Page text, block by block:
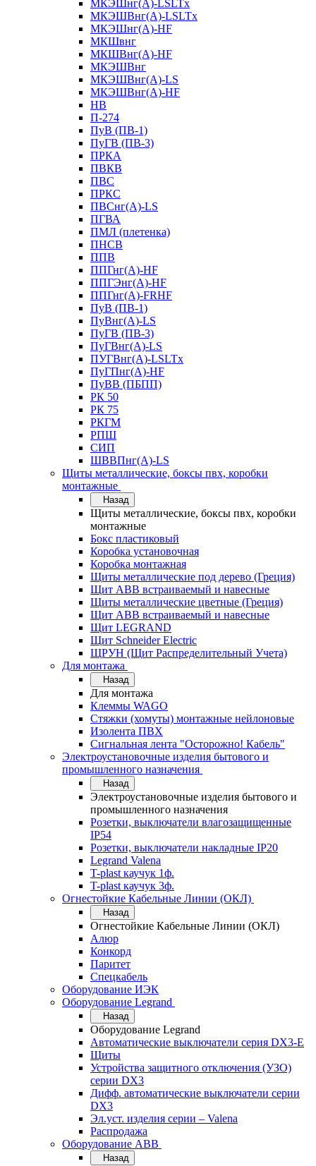
МКЭШнг(А)-LSLTx
МКЭШВнг(A)-LSLTx
МКЭШнг(А)-HF
МКШвнг
МКШВнг(А)-HF
МКЭШВнг
МКЭШВнг(А)-LS
МКЭШВнг(А)-HF
НВ
П-274
ПуВ (ПВ-1)
ПуГВ (ПВ-3)
ПРКА
ПВКВ
ПВС
ПРКС
ПВСнг(А)-LS
ПГВА
ПМЛ (плетенка)
ПНСВ
ППВ
ППГнг(А)-HF
ППГЭнг(А)-HF
ППГнг(А)-FRHF
ПуВ (ПВ-1)
ПуВнг(А)-LS
ПуГВ (ПВ-3)
ПуГВнг(А)-LS
ПУГВнг(А)-LSLTx
ПуГПнг(А)-HF
ПуВВ (ПБПП)
РК 50
РК 75
РКГМ
РПШ
СИП
ШВВПнг(А)-LS
Щиты металлические, боксы пвх, коробки
монтажные
Назад
Щиты металлические, боксы пвх, коробки
монтажные
Бокс пластиковый
Коробка установочная
Коробка монтажная
Щиты металлические под дерево (Греция)
Щит ABB встраиваемый и навесные
Щиты металлические цветные (Греция)
Щит ABB встраиваемый и навесные
Щит LEGRAND
Щит Schneider Electric
ЩРУН (Щит Распределительный Учета)
Для монтажа
Назад
Для монтажа
Клеммы WAGO
Стяжки (хомуты) монтажные нейлоновые
Изолента ПВХ
Сигнальная лента "Осторожно! Кабель"
Электроустановочные изделия бытового и
промышленного назначения
Назад
Электроустановочные изделия бытового и
промышленного назначения
Розетки, выключатели влагозащищенные
IP54
Розетки, выключатели накладные IP20
Legrand Valena
T-plast каучук 1ф.
T-plast каучук 3ф.
Огнестойкие Кабельные Линии (ОКЛ)
Назад
Огнестойкие Кабельные Линии (ОКЛ)
Алюр
Конкорд
Паритет
Спецкабель
Оборудование ИЭК
Оборудование Legrand
Назад
Оборудование Legrand
Автоматические выключатели серия DX3-E
Щиты
Устройства защитного отключения (УЗО)
серии DX3
Дифф. автоматические выключатели серии
DX3
Эл.уст. изделия серии – Valena
Распродажа
Оборудование АВВ
Назад